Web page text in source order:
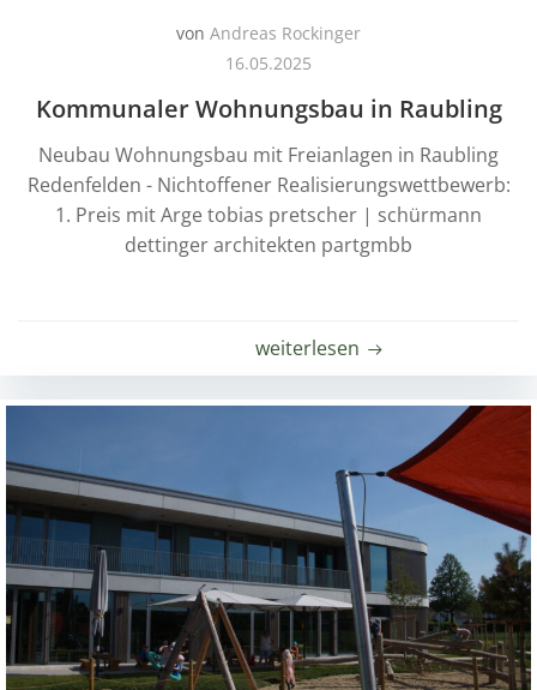
von Andreas Rockinger
16.05.2025
Kommunaler Wohnungsbau in Raubling
Neubau Wohnungsbau mit Freianlagen in Raubling
Redenfelden - Nichtoffener Realisierungswettbewerb:
1. Preis mit Arge tobias pretscher | schürmann
dettinger architekten partgmbb
weiterlesen